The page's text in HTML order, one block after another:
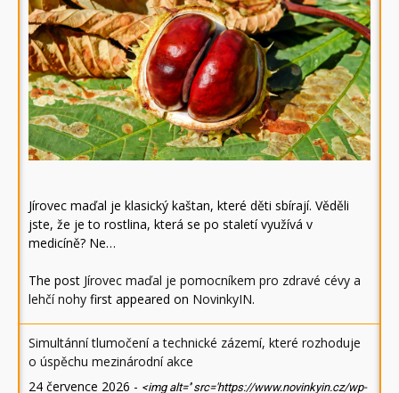
Jírovec maďal je klasický kaštan, které děti sbírají. Věděli
jste, že je to rostlina, která se po staletí využívá v
medicíně? Ne…
The post Jírovec maďal je pomocníkem pro zdravé cévy a
lehčí nohy first appeared on NovinkyIN.
Simultánní tlumočení a technické zázemí, které rozhoduje
o úspěchu mezinárodní akce
24 července 2026 - <img alt='' src='https://www.novinkyin.cz/wp-